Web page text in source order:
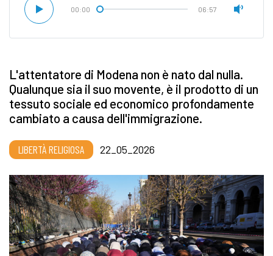
00:00 06:57
L'attentatore di Modena non è nato dal nulla.
Qualunque sia il suo movente, è il prodotto di un
tessuto sociale ed economico profondamente
cambiato a causa dell'immigrazione.
LIBERTÀ RELIGIOSA 22_05_2026